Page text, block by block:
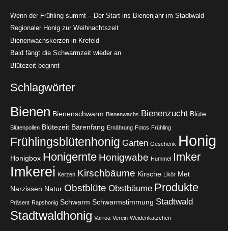
Wenn der Frühling summt – Der Start ins Bienenjahr im Stadtwald
Regionaler Honig zur Weihnachtszeit
Bienenwachskerzen in Krefeld
Bald fängt die Schwarmzeit wieder an
Blütezeit beginnt
Schlagwörter
Bienen Bienenschwarm Bienenwachs Bienenzucht Blüte
Blütenpollen Blütezeit Bärenfang Ernährung Fotos Frühling
Frühlingsblütenhonig Garten Geschenk Honig
Honigbox Honigernte Honigwabe Hummel Imker
Imkerei Kerzen Kirschbäume Kirsche Likör Met
Narzissen Natur Obstblüte Obstbäume Produkte
Präsent Rapshonig Schwarm Schwarmstimmung Stadtwald
Stadtwaldhonig Varroa Verein Weidenkätzchen